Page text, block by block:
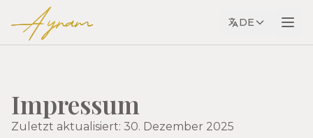
Ayram DE
Impressum
Zuletzt aktualisiert: 30. Dezember 2025